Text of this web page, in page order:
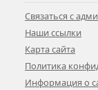
Связаться с
Наши ссылки
Карта сайта
Политика
Информация о